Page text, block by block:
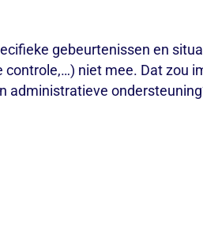
gebeurtenissen en
niet mee. Dat zou
administratieve